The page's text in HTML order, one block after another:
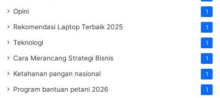
Opini 1
Rekomendasi Laptop Terbaik 2025 1
Teknologi 1
Cara Merancang Strategi Bisnis 1
Ketahanan pangan nasional 1
Program bantuan petani 2026 1